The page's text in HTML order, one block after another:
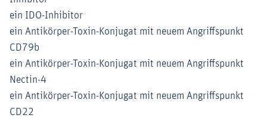
ein IDO-Inhibitor
ein Antikörper-Toxin-Konjugat mit neuem Angriffspunkt
CD79b
ein Antikörper-Toxin-Konjugat mit neuem Angriffspunkt
Nectin-4
ein Antikörper-Toxin-Konjugat mit neuem Angriffspunkt
CD22